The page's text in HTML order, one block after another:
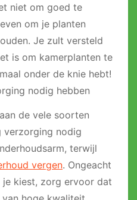
niet om goed te
om je planten
Je zult versteld
is om kamerplanten te
onder de knie hebt!
nodig hebben
de vele soorten
verzorging nodig
terwijl
vergen. Ongeacht
kiest, zorg ervoor dat